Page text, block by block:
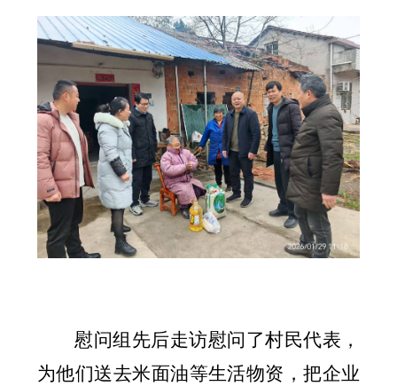
慰问组先后走访慰问了村民代表，
为他们送去米面油等生活物资，把企业